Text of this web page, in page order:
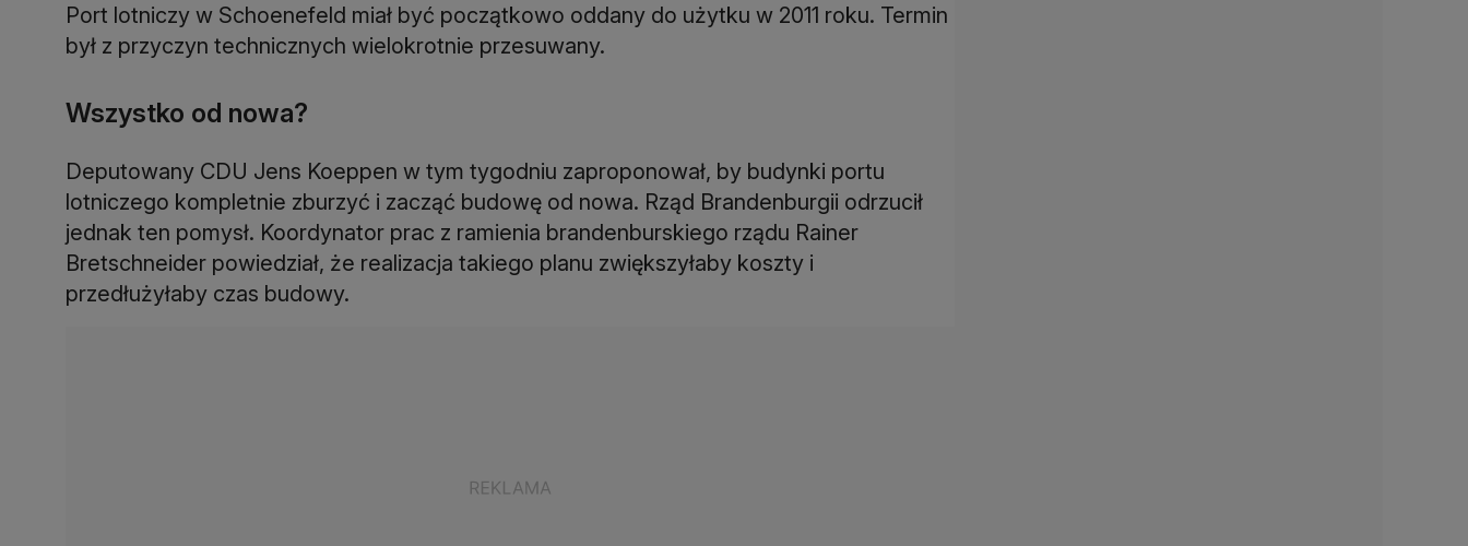
Port lotniczy w Schoenefeld miał być początkowo oddany do użytku w 2011 roku. Termin
był z przyczyn technicznych wielokrotnie przesuwany.
Wszystko od nowa?
Deputowany CDU Jens Koeppen w tym tygodniu zaproponował, by budynki portu
lotniczego kompletnie zburzyć i zacząć budowę od nowa. Rząd Brandenburgii odrzucił
jednak ten pomysł. Koordynator prac z ramienia brandenburskiego rządu Rainer
Bretschneider powiedział, że realizacja takiego planu zwiększyłaby koszty i
przedłużyłaby czas budowy.